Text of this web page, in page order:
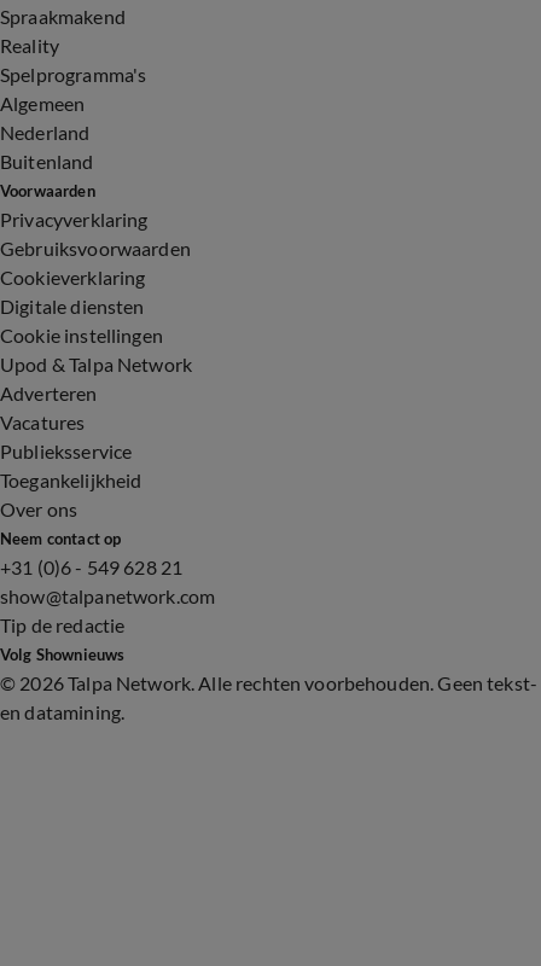
Spraakmakend
Reality
Spelprogramma's
Algemeen
Nederland
Buitenland
Voorwaarden
Privacyverklaring
Gebruiksvoorwaarden
Cookieverklaring
Digitale diensten
Cookie instellingen
Upod & Talpa Network
Adverteren
Vacatures
Publieksservice
Toegankelijkheid
Over ons
Neem contact op
+31 (0)6 - 549 628 21
show@talpanetwork.com
Tip de redactie
Volg Shownieuws
© 2026 Talpa Network. Alle rechten voorbehouden. Geen tekst-
en datamining.